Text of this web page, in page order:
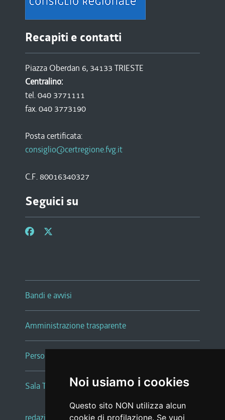
Noi usiamo i cookies
Questo sito NON utilizza alcun
cookie di profilazione. Se vuoi
Recapiti e contatti
Piazza Oberdan 6, 34133 TRIESTE
Centralino:
tel. 040 3771111
fax. 040 3773190
Posta certificata:
consiglio@certregione.fvg.it
C.F. 80016340327
Seguici su
Bandi e avvisi
Amministrazione trasparente
Persone e Uffici
Sala Tiziano Tessitori
redazione web |note legali |glossario